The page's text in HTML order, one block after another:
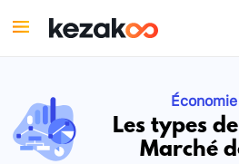
Les types
Marché